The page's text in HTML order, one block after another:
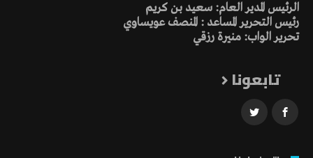
الرئيس المدير العام: سعيد بن كريم
رئيس التحرير المساعد : المنصف عويساوي
تحرير الواب: منيرة رزقي
تابعونا